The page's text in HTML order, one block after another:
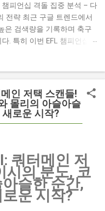
피언십 격돌 집중 분석 – 다
전략 최근 구글 트렌드에서
은 검색량을 기록하며 축구
. 특히 이번 EFL 챔피언십
to miss Southampton v
Downs : 사우스햄튼과
가 결장할 예정이며, 특히
운스의 결장은 사우스햄튼
. Southampton vs
데이트를 제공하는 뉴스로,
Chris Davies: Birmingham
to "be themselves" away
데이비스 감독은 원정 경기
인 저택 스캔들!
몰리의 아슬아슬
로운 시작?
쿼터메인 저
시의 분노, 코
슬한 순간,
운 시작?